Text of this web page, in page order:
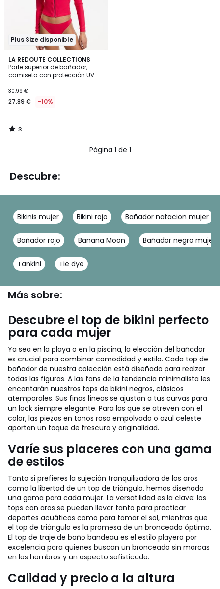
Plus Size disponible
LA REDOUTE COLLECTIONS
Parte superior de bañador,
camiseta con protección UV
30.99 €
27.89 € -10%
3
/
5
3
/
Página 1 de 1
Descubre:
Bikinis mujer Bikini rojo Bañador natacion mujer
Bañador rojo Banana Moon Bañador negro mujer
Tankini Tie dye
Más sobre:
Descubre el top de bikini perfecto
para cada mujer
Ya sea en la playa o en la piscina, la elección del bañador
es crucial para combinar comodidad y estilo. Cada top de
bañador de nuestra colección está diseñado para realzar
todas las figuras. A las fans de la tendencia minimalista les
encantarán nuestros tops de bikini negros, clásicos
atemporales. Sus finas líneas se ajustan a tus curvas para
un look siempre elegante. Para las que se atreven con el
color, las piezas en tonos rosa empolvado o azul celeste
aportan un toque de frescura y originalidad.
Varíe sus placeres con una gama
de estilos
Tanto si prefieres la sujeción tranquilizadora de los aros
como la libertad de un top de triángulo, hemos diseñado
una gama para cada mujer. La versatilidad es la clave: los
tops con aros se pueden llevar tanto para practicar
deportes acuáticos como para tomar el sol, mientras que
el top de triángulo es la promesa de un bronceado óptimo.
El top de traje de baño bandeau es el estilo playero por
excelencia para quienes buscan un bronceado sin marcas
en los hombros y un aspecto sofisticado.
Calidad y precio a la altura